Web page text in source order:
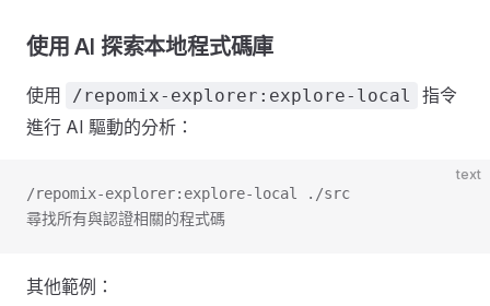
使用 AI 探索本地程式碼庫
使用 /repomix-explorer:explore-local
指令
進行 AI 驅動的分析：
text
/repomix-explorer:explore-local ./src
尋找所有與認證相關的程式碼
其他範例：